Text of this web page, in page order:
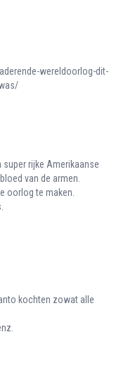
wereldoorlog-dit-
rijke Amerikaanse
van de armen.
oorlog te maken.
kochten zowat alle